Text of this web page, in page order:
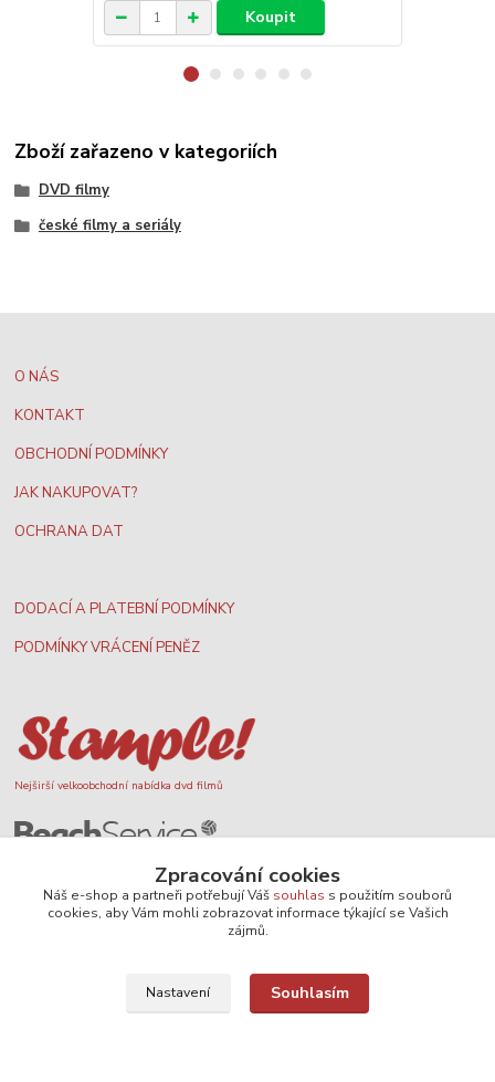
Koupit
Zboží zařazeno v kategoriích
DVD filmy
české filmy a seriály
O NÁS
KONTAKT
OBCHODNÍ PODMÍNKY
JAK NAKUPOVAT?
OCHRANA DAT
DODACÍ A PLATEBNÍ PODMÍNKY
PODMÍNKY VRÁCENÍ PENĚZ
Nejširší velkoobchodní nabídka dvd filmů
Plážový volejbal, rezervace kurtůZpracování cookies
Náš e-shop a partneři potřebují Váš souhlas s použitím souborů
cookies, aby Vám mohli zobrazovat informace týkající se Vašich
zájmů.
Nastavení Souhlasím